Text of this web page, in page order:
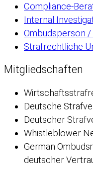
Compliance-
Internal
Ombudsperson
Strafrechtliche
Mitgliedschaften
Deutsche
Deutscher
Whistleblower
German
deutscher